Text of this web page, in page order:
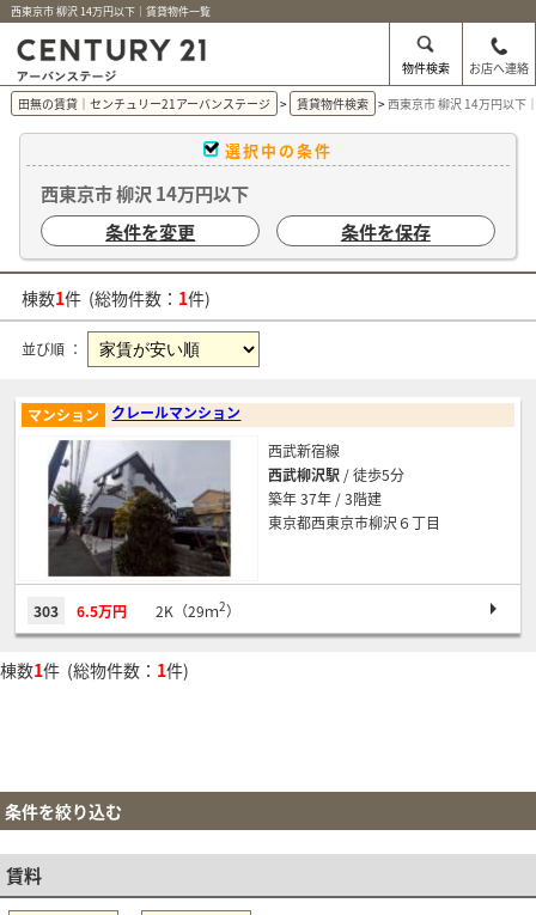
西東京市 柳沢 14万円以下｜賃貸物件一覧
物件検索
お店へ連絡
田無の賃貸｜センチュリー21アーバンステージ
賃貸物件検索 西東京市 柳沢 14万円以下
選択中の条件
西東京市 柳沢 14万円以下
条件を変更
条件を保存
棟数1件 (総物件数： 1件)
並び順 ：
クレールマンション
マンション
西武新宿線
西武柳沢駅 / 徒歩5分
築年 37年 / 3階建
東京都西東京市柳沢６丁目
303 6.5万円 2K（29ｍ2）
棟数1件 (総物件数： 1件)
条件を絞り込む
賃料